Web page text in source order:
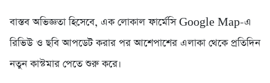
বাস্তব অভিজ্ঞতা হিসেবে, এক লোকাল ফার্মেসি Google Map-এ
রিভিউ ও ছবি আপডেট করার পর আশেপাশের এলাকা থেকে প্রতিদিন
নতুন কাস্টমার পেতে শুরু করে।